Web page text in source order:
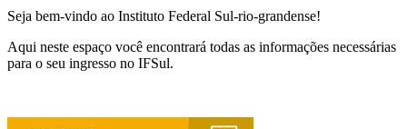
Seja bem-vindo ao Instituto Federal Sul-rio-grandense!
Aqui neste espaço você encontrará todas as informações necessárias
para o seu ingresso no IFSul.